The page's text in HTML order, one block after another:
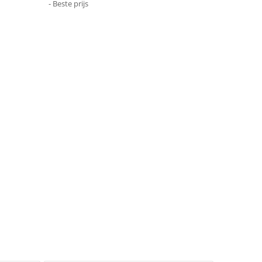
- Beste prijs